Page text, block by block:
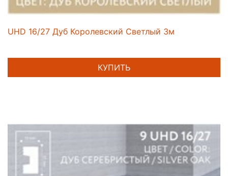
UHD 16/27 Дуб Королевский Светлый 3м
КУПИТЬ